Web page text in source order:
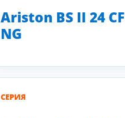
Ariston BS II 24 CF
NG
СЕРИЯ